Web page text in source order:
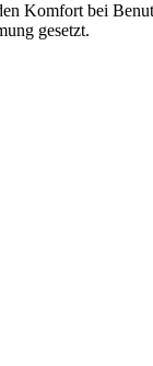
Komfort bei
gesetzt.